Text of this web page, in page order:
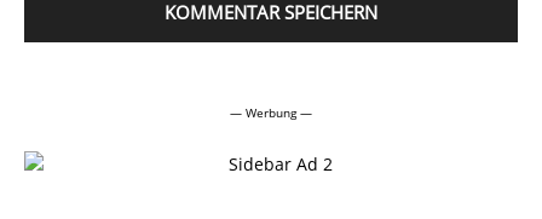
— Werbung —